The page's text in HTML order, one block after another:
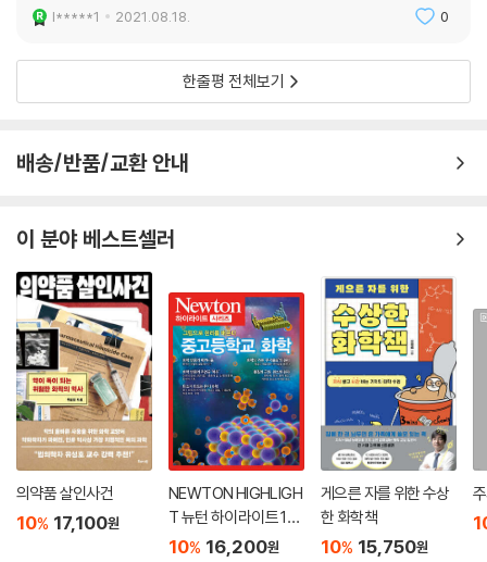
는 더없이 분명하게 그런 포기를 동반하지 않는다는 점이다. 성숙한 다원
--- p.544
“하지만, 하지만... 미친 놈들은 어떻게 막을 거죠?” 과학의 권위가 침식되
을 가르치고, 기후변화 회의론자들이 과학자들의 다수와 동등한 목소리로
를 초래하리라고 그들은 우려한다.
--- p.546
다윈주의 진화생물학은 큰 걸음으로 진보하고 있으며 아마도 그 수수께끼
를 푸는 최선의 가용한 길이라는 주장은 하면서, 다른 방법은 통할 리가 없
고 심지어 떠올리지도 말아야 한다는 주장은 하지 않으면 좋지 않을까? 생
물학 수업에서 신다윈주의 정통 이론부터 신라마르크주의를 거쳐 성경의
창조론까지의 모든 대안들을 거론하고 우리가 그것들 각각이 얼마나 신뢰
할 만하다고 평가하는지 솔직히 말하는 것이 왜 그토록 끔찍한 일일까?
--- p.549
학 연구다. 나의 연구에 참된 독창성이 있다면, 그것은 아마도 내가 이 세
에도 나는 처음 세 장이 18세기와 19세기의 화학사에 관한 그런대로 독창
적인 업적이기를 바란다. 또한 마지막 두 장은 최소한 참신한 과학철학적
향이 특이한 까닭에 나는 연구의 거의 모든 측면에서 완벽한 수준에 전혀
다. “용감하고 새로운 프로젝트를 추진한다면... 완벽함은 해로운 꿈일 수
밖에 없습니다.” (22~25쪽)
“과학의 역사와 철학을 통합하는 작업의 모범사례”
이 책의 구성과 주요 내용
이 책은 총 5장으로 구성되어 있다. 첫 세 장은 역사적으로 구체적인 내용
을 다루며 이어지는 두 장은 철학적이며 추상적이다. 각 장에는 깊이와 세
부 수준에서 차이가 나는 세 개의 절이 있다. 특히 1절은 비전문가들도 이
해할 수 있는 수준의 소개와 요약으로, 대중 과학서로서의 잠재력을 지닌
부분이다. 2절에서는 저자 자신의 입장을 충분히 설명한다. 3절은 전문가
들이 관심을 가질 법한 세부사항과 예상되는 반론들을 살펴본다. 따라서
독자는 관심 분야와 배경지식의 정도에 따라 원하는 방식으로 읽을 수 있
l*****1 2021.08.18. 0
한줄평 전체보기
배송/반품/교환 안내
이 분야 베스트셀러
의약품 살인사건
10% 17,100원
NEWTON HIGHLIGH
T 뉴턴 하이라이트 122
중고등학교 화학
10% 16,200원
게으른 자를 위한 수상
한 화학책
10% 15,750원